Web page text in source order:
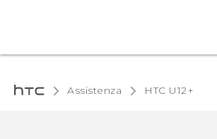
Assistenza HTC U12+‎